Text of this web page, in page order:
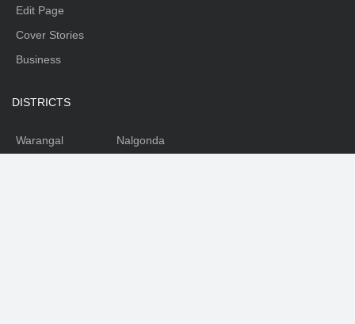
Edit Page
Cover Stories
Business
DISTRICTS
Warangal
Nalgonda